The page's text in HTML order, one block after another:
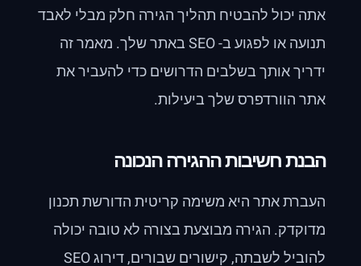
אתה יכול להבטיח תהליך הגירה חלק מבלי לאבד
תנועה או לפגוע ב- SEO באתר שלך. מאמר זה
ידריך אותך בשלבים הדרושים כדי להעביר את
אתר הוורדפרס שלך ביעילות.
הבנת חשיבות ההגירה הנכונה
העברת אתר היא משימה קריטית הדורשת תכנון
מדוקדק. הגירה מבוצעת בצורה לא טובה יכולה
להוביל לשבתה, קישורים שבורים, דירוג SEO